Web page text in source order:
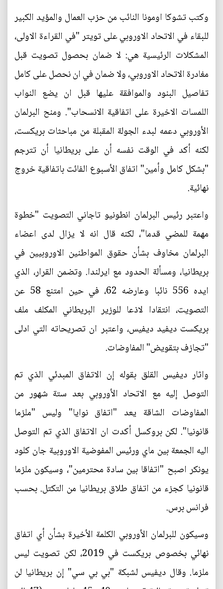
وكتب تشوكا اومونا النائب من حزب العمال والمؤيد الكبير
للبقاء في الاتحاد الاوروبي على تويتر "في القراءة الاولى،
المشكلات الرئيسية هي: لا ضمان بحصول تصويت قبل
مغادرة الاتحاد الاوروبي، ولا ضمان في ان نحصل على كامل
تفاصيل البنود والموافقة عليها قبل ان يضع النواب
اللمسات الاخيرة على اتفاقية الانسحاب". ومنح البرلمان
الأوروبي دعمه لبدء الجولة المقبلة من مباحثات بريكست،
لكنه أكد في الوقت نفسه أن على بريطانيا أن تترجم
"بشكل كامل وأمين" اتفاق الأسبوع الفائت باتفاقية خروج
نهائية.
واعتبر رئيس البرلمان انطونيو تاجاني التصويت "خطوة
مهمة للمضي قدما"، لكنه قال انه لا يزال لدى اعضاء
البرلمان مخاوف بشأن حقوق المواطنين الاوروبيين في
بريطانيا، ومسألة الحدود مع ايرلندا. وتضمن القرار، الذي
ايده 556 نائبا وعارضه 62، في حين امتنع 58 عن
التصويت، انتقادا لاذعا للوزير البريطاني المكلف ملف
بريكست ديفيد ديفيس، واعتبر ان تصريحاته التي ادلى
"تجازف بتقويض" المفاوضات.
واثار ديفيس القلق بقوله إن الاتفاق المبدئي الذي تم
التوصل إليه مع الاتحاد الأوروبي بعد ستة شهور من
المفاوضات الشاقة يعد "اتفاق نوايا" وليس "ملزما
قانونيا". لكن بروكسل أكدت ان الاتفاق الذي تم التوصل
اليه الجمعة بين ماي ورئيس المفوضية الاوروبية جان كلود
يونكر اصبح "اتفاقا بين سادة محترمين"، وسيكون ملزما
قانونيا كجزء من اتفاق طلاق بريطانيا من التكتل. بحسب
فرانس برس.
وسيكون للبرلمان الأوروبي الكلمة الأخيرة بشأن أي اتفاق
نهائي بخصوص بريكست في 2019، لكن تصويت ليس
ملزما. وقال ديفيس لشبكة "بي بي سي" إن بريطانيا لن